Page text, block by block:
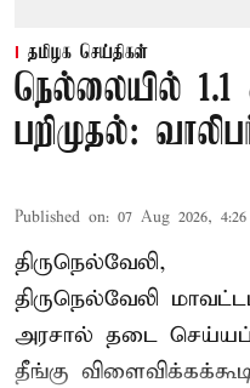
தமிழக செய்திகள்
நெல்லையில்
பறிமுதல்:
Published on: 07 Aug 2026,
திருநெல்வேலி,
திருநெல்வேலி
அரசால் தடை
தீங்கு